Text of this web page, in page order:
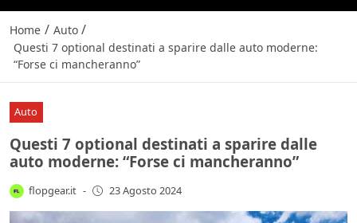
Home / Auto /
Questi 7 optional destinati a sparire dalle auto moderne:
“Forse ci mancheranno”
Auto
Questi 7 optional destinati a sparire dalle
auto moderne: “Forse ci mancheranno”
flopgear.it - 23 Agosto 2024